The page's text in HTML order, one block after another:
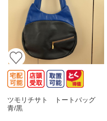
ツモリチサト トートバッグ
青/黒